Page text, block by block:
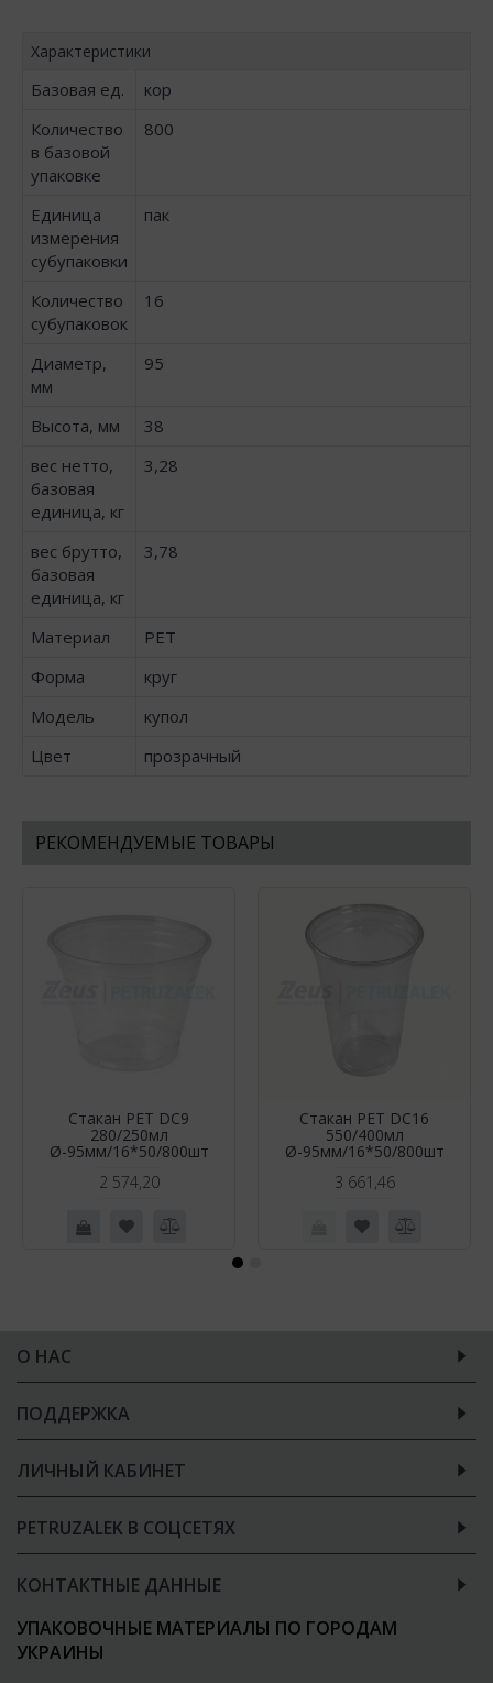
Характеристики
Базовая ед.
кор
Количество
в базовой
упаковке
800
Единица
измерения
субупаковки
пак
Количество
субупаковок
16
Диаметр,
мм
95
Высота, мм
38
вес нетто,
базовая
единица, кг
3,28
вес брутто,
базовая
единица, кг
3,78
Материал
PET
Форма
круг
Модель
купол
Цвет
прозрачный
РЕКОМЕНДУЕМЫЕ ТОВАРЫ
Стакан РЕТ DC9
280/250мл
Ø-95мм/16*50/800шт
2 574,20
Стакан РЕТ DC16
550/400мл
Ø-95мм/16*50/800шт
3 661,46
О НАС
ПОДДЕРЖКА
ЛИЧНЫЙ КАБИНЕТ
PETRUZALEK В СОЦСЕТЯХ
КОНТАКТНЫЕ ДАННЫЕ
УПАКОВОЧНЫЕ МАТЕРИАЛЫ ПО ГОРОДАМ
УКРАИНЫ